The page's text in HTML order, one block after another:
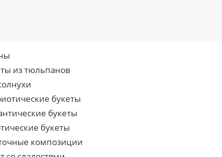
из тюльпанов
букеты
букеты
букеты
композиции